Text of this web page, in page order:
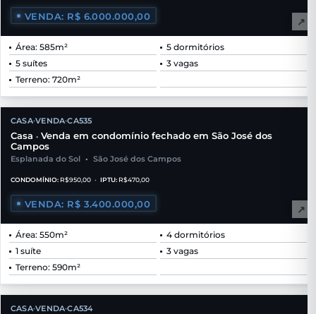
VENDA: R$ 6.000.000,00 ↗
Área: 585m²
5 dormitórios
5 suítes
3 vagas
Terreno: 720m²
CASA•VENDA•CA535
Casa • Venda em condomínio fechado em São José dos
Campos
Esplanada do Sol • São José dos Campos
CONDOMÍNIO: R$950,00 • IPTU: R$470,00
VENDA: R$ 3.400.000,00 ↗
Área: 550m²
4 dormitórios
1 suíte
3 vagas
Terreno: 590m²
CASA•VENDA•CA534